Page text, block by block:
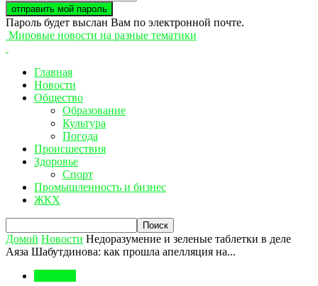
Пароль будет выслан Вам по электронной почте.
Мировые новости на разные тематики
Главная
Новости
Общество
Образование
Культура
Погода
Происшествия
Здоровье
Спорт
Промышленность и бизнес
ЖКХ
Домой Новости Недоразумение и зеленые таблетки в деле
Аяза Шабутдинова: как прошла апелляция на...